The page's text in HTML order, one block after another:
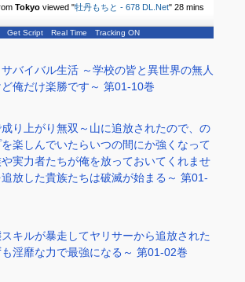
Tokyo viewed "牡丹もちと - 678 DL.Net" 28 mins
Get Script Real Time Tracking ON
バイバル生活 ～学校の皆と異世界の無人
俺だけ楽勝です～ 第01-10巻
り上がり無双～山に追放されたので、の
楽しんでいたらいつの間にか強くなって
実力者たちが俺を放っておいてくれませ
放した貴族たちは破滅が始まる～ 第01-
キルが暴走してヤリサーから追放された
淫靡な力で最強になる～ 第01-02巻